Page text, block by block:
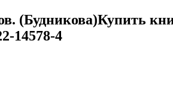
(Будникова)Купить
14578-4